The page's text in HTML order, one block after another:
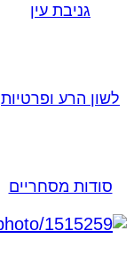
גניבת עין
לשון הרע ופרטיות
סודות מסחריים